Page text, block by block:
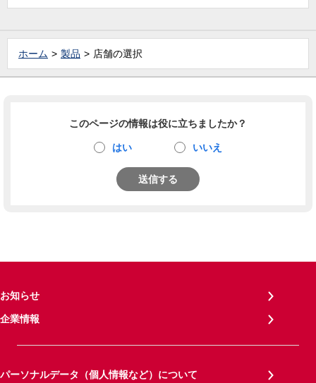
ホーム 製品 店舗の選択
このページの情報は役に立ちましたか？
はい いいえ
送信する
お知らせ
企業情報
パーソナルデータ（個人情報など）について